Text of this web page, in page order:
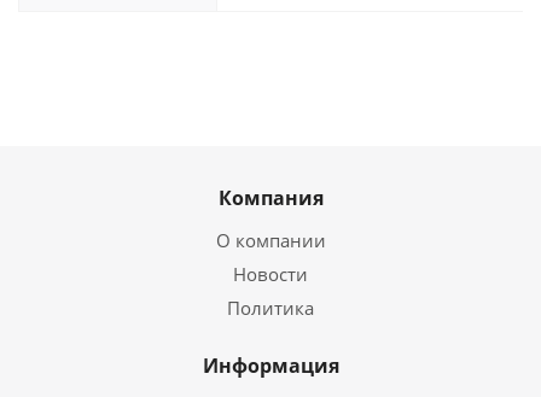
Компания
О компании
Новости
Политика
Информация